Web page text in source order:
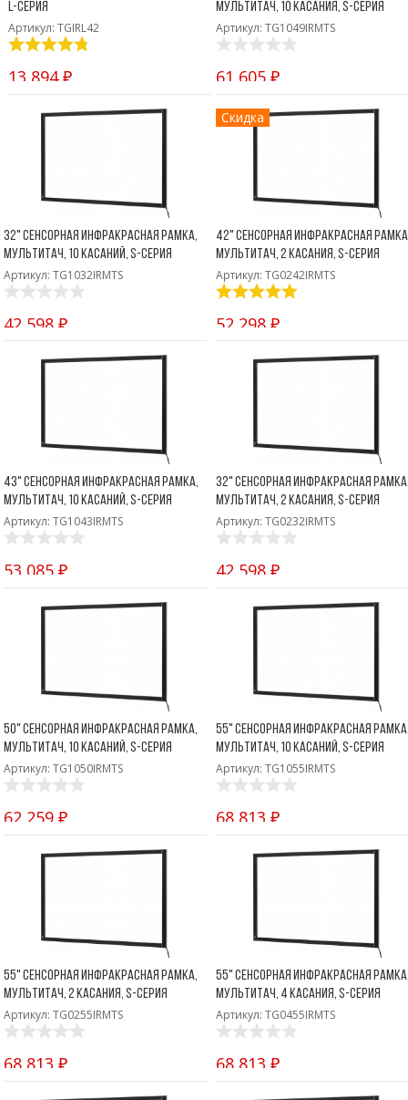
диагональю до 55
дюймов
Промышленные
мониторы для
Боковые
L-серия
Артикул: TGIRL42
13 894 ₽
мультитач, 10 касания, S-серия
Артикул: TG1049IRMTS
61 605 ₽
32" Сенсорная инфракрасная рамка,
мультитач, 10 касаний, S-серия
Артикул: TG1032IRMTS
42 598 ₽
Скидка
42" Сенсорная инфракрасная
мультитач, 2 касания, S-серия
Артикул: TG0242IRMTS
52 298 ₽
43" Сенсорная инфракрасная рамка,
мультитач, 10 касаний, S-серия
Артикул: TG1043IRMTS
53 085 ₽
32" Сенсорная инфракрасная
мультитач, 2 касания, S-серия
Артикул: TG0232IRMTS
42 598 ₽
50" Сенсорная инфракрасная рамка,
мультитач, 10 касаний, S-серия
Артикул: TG1050IRMTS
62 259 ₽
55" Сенсорная инфракрасная
мультитач, 10 касаний, S-серия
Артикул: TG1055IRMTS
68 813 ₽
55" Сенсорная инфракрасная рамка,
мультитач, 2 касания, S-серия
Артикул: TG0255IRMTS
68 813 ₽
55" Сенсорная инфракрасная
мультитач, 4 касания, S-серия
Артикул: TG0455IRMTS
68 813 ₽